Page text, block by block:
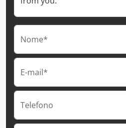
Nome*
E-mail*
Telefono